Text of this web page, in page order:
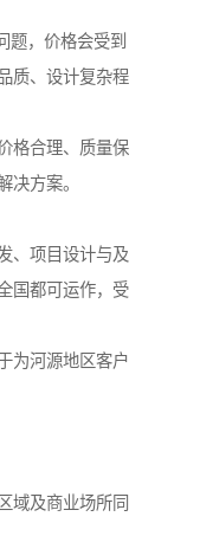
题，价格会受到
质、设计复杂程
格合理、质量保
决方案。
、项目设计与及
国都可运作，受
为河源地区客户
域及商业场所同